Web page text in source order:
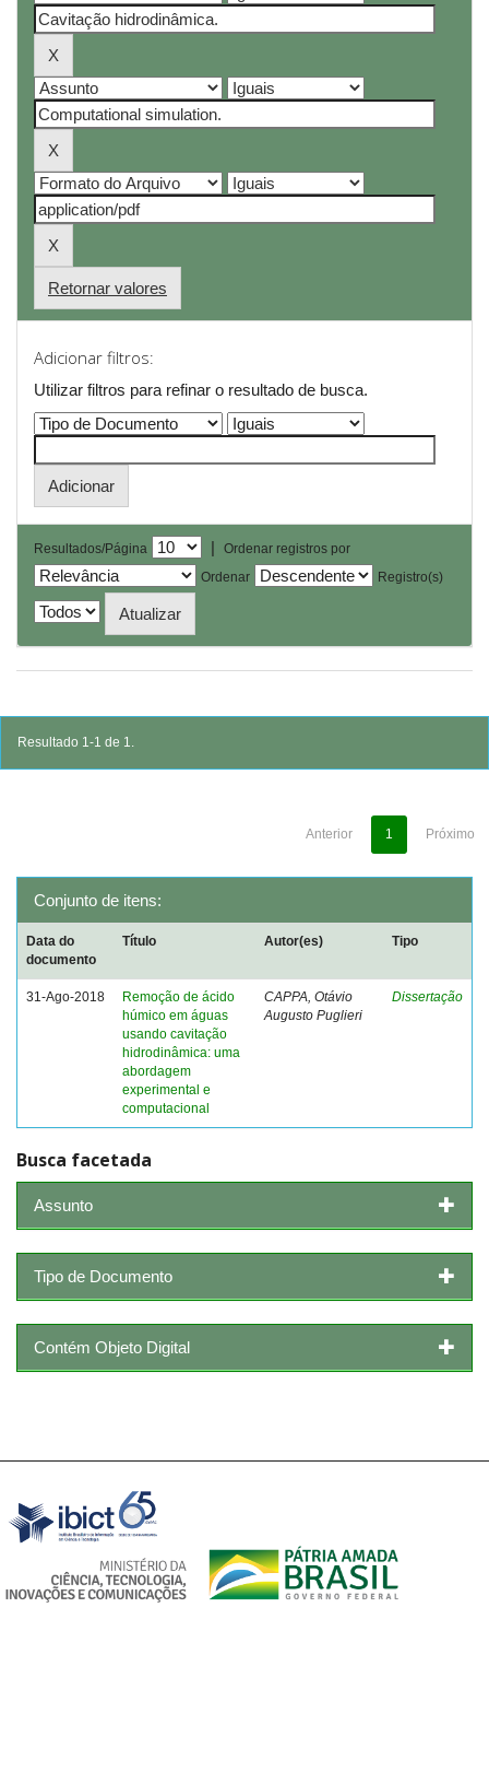
Retornar valores
Adicionar filtros:
Utilizar filtros para refinar o resultado de busca.
Resultados/Página |
Ordenar registros por
Ordenar
Registro(s)
Resultado 1-1 de 1.
Anterior 1 Próximo
Conjunto de itens:
Data do
documento
Título Autor(es) Tipo
31-Ago-2018
Remoção de ácido
húmico em águas
usando cavitação
hidrodinâmica: uma
abordagem
experimental e
computacional
CAPPA, Otávio
Augusto Puglieri
Dissertação
Busca facetada
Assunto
Tipo de Documento
Contém Objeto Digital